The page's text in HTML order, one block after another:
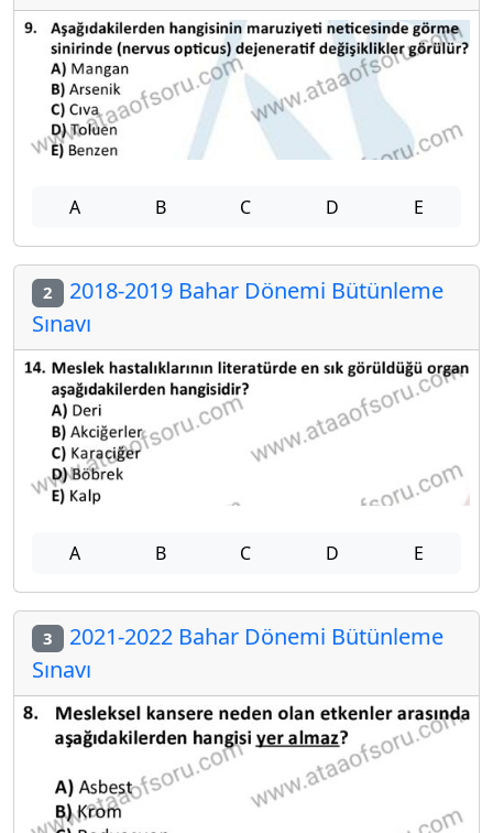
A B C D E
2 2018-2019 Bahar Dönemi Bütünleme
Sınavı
A B C D E
3 2021-2022 Bahar Dönemi Bütünleme
Sınavı